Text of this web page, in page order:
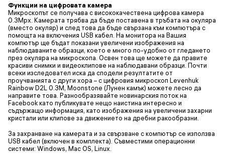
Функции на цифровата камера
Микроскопът се получава с висококачествена цифрова камера
0.3Mpx. Камерата трябва да бъде поставена в тръбата на окуляра
(вместо окуляр) и след това да бъде свързана към компютъра с
помощта на включения USB кабел. На монитора на Вашия
компютър ще бъдат показани увеличени изображения на
наблюдаваните образци, което е много по-удобно от гледането
през окуляра на микроскопа. Освен това ще можете да правите
красиви снимки и видеоклипове на наблюдавани образци. Почти
всеки изследовател иска да сподели резултатите от
проучванията с други хора – с цифровия микроскоп Levenhuk
Rainbow D2L 0.3M, Moonstone (Лунен камък) можете лесно да
направите това. Разнообразявайте новинарския поток на
Facebook като публикувате нещо наистина интересно и
съдържащо информация, като изображения на увеличени захарни
кристали или клипове за движението на дребни ракообразни.
За захранване на камерата и за свързване с компютър се използва
USB кабел (включен в комплекта). Съвместими операционни
системи: Windows, Mac OS, Linux.